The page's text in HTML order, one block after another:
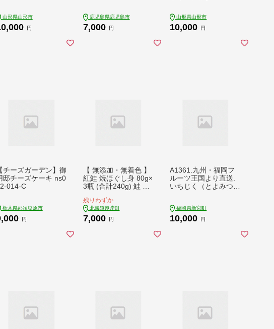
山形県山形市
円
鹿児島県鹿児島市
7,000 円
山形県山形市
10,000 円
【チーズガーデン】御
邸チーズケーキ ns0
014-C
栃木県那須塩原市
円
【 無添加・無着色 】
紅鮭 焼ほぐし身 80g×
3瓶 (合計240g) 鮭 ほ
類 サーモン 加工食品
塩だけ 素材 美味しさ
逸品 お茶漬け おにぎ
残りわずか
北海道厚岸町
7,000 円
A1361.九州・福岡フ
ルーツ王国より直送.
いちじく（とよみつ
つひめ】
福岡県新宮町
10,000 円